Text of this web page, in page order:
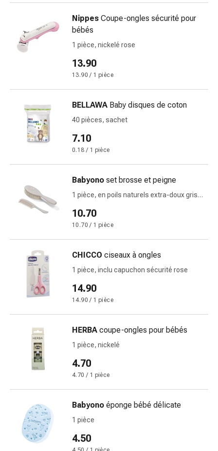
changement
de
pansements
adhésifs
Traitement
des
plaies
plaies
fermeture
adhésifs
Pommade
Tampons
médicaux
et
Troubles
l'oreille
Soins
Gouttes
pour
yeux
Nippes Coupe-ongles sécurité pour
bébés
1 pièce, nickelé rose
13.90
13.90 / 1 pièce
BELLAWA Baby disques de coton
40 pièces, sachet
7.10
0.18 / 1 pièce
Babyono set brosse et peigne
1 pièce, en poils naturels extra-doux gris
10.70
10.70 / 1 pièce
CHICCO ciseaux à ongles
1 pièce, inclu capuchon sécurité rose
14.90
14.90 / 1 pièce
HERBA coupe-ongles pour bébés
1 pièce, nickelé
4.70
4.70 / 1 pièce
Babyono éponge bébé délicate
1 pièce
4.50